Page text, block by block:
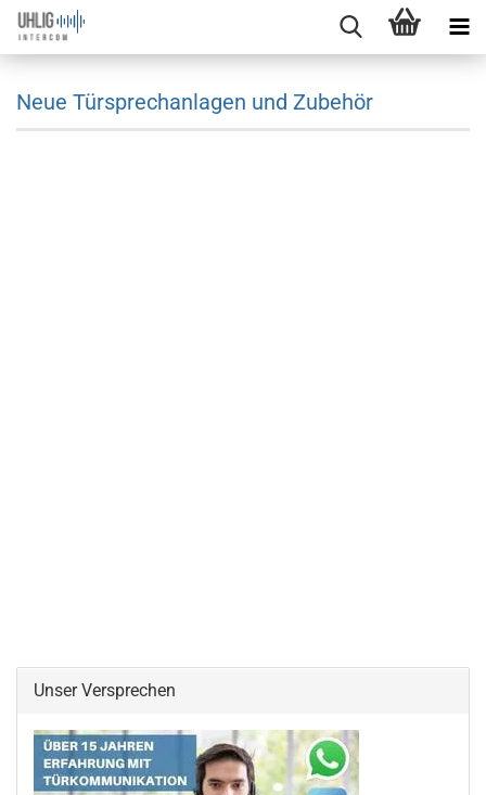
Neue Türsprechanlagen und Zubehör
Unser Versprechen